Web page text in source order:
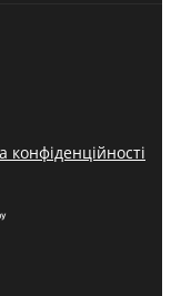
конфіденційності